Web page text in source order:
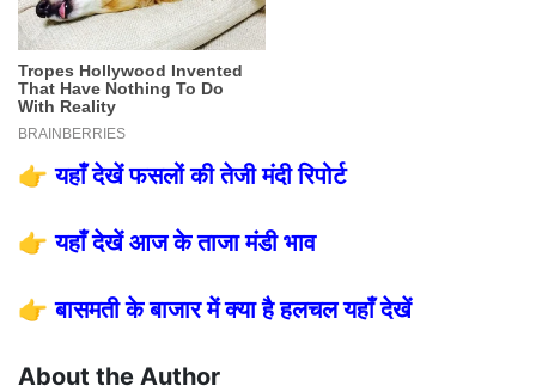
👉यहाँ देखें फसलों की तेजी मंदी रिपोर्ट
👉यहाँ देखें आज के ताजा मंडी भाव
👉बासमती के बाजार में क्या है हलचल यहाँ देखें
About the Author